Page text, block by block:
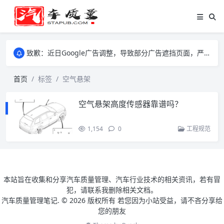
致歉：近日Google广告调整，导致部分广告遮挡页面，严重影响大家访问体验，将尽快调整完成，由此带来的不便，特意致歉！
致歉：近日Google广告调整，导致部分广告遮挡页面，严重影响大家访问体验，将尽快调整完成，由此带来的不便，特意致歉！
首页 标签 空气悬架
空气悬架高度传感器靠谱吗？
1,154 0 工程规范
本站旨在收集和分享汽车质量管理、汽车行业技术的相关资讯，若有冒
犯，请联系我删除相关文档。
汽车质量管理笔记. © 2026 版权所有 若您因为小站受益，请不吝分享给
您的朋友